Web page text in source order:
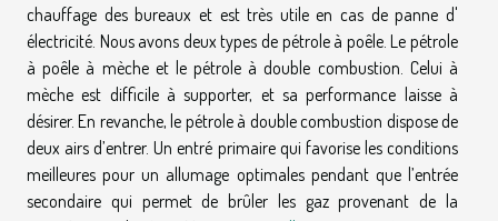
chauffage des bureaux et est très utile en cas de panne d'
électricité. Nous avons deux types de pétrole à poêle. Le pétrole
à poêle à mèche et le pétrole à double combustion. Celui à
mèche est difficile à supporter, et sa performance laisse à
désirer. En revanche, le pétrole à double combustion dispose de
deux airs d’entrer. Un entré primaire qui favorise les conditions
meilleures pour un allumage optimales pendant que l’entrée
secondaire qui permet de brûler les gaz provenant de la